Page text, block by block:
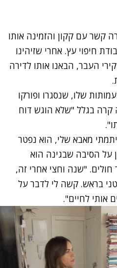
"חדשות 12" יצרה קשר עם קקון והזמינה אותו
חיפוי עץ. אחרי שזיהינו
העבר, הבאנו אותו לדירה
שלו, שנסגרו ופורקו
קרה בגלל "שלא הוגש דוח
מאבא שלי, הוא נפטר
על הסיבה שבגינה הוא
"שנה וחצי אחרי זה,
בראש. קשה לי לדבר על
אותי לחיים".